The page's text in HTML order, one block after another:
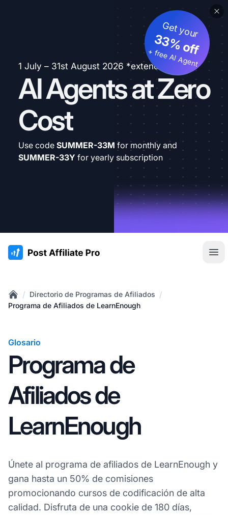
1 July – 31st August 2026 *extended
AI Agents at Zero
Cost
Get your
33% off
+ free AI Agent
Use code SUMMER-33M for monthly and
SUMMER-33Y for yearly subscription
:site.title
Home
/ Directorio de Programas de Afiliados /
Programa de Afiliados de LearnEnough
Glosario
Programa de
Afiliados de
LearnEnough
Únete al programa de afiliados de LearnEnough y
gana hasta un 50% de comisiones
promocionando cursos de codificación de alta
calidad. Disfruta de una cookie de 180 días,